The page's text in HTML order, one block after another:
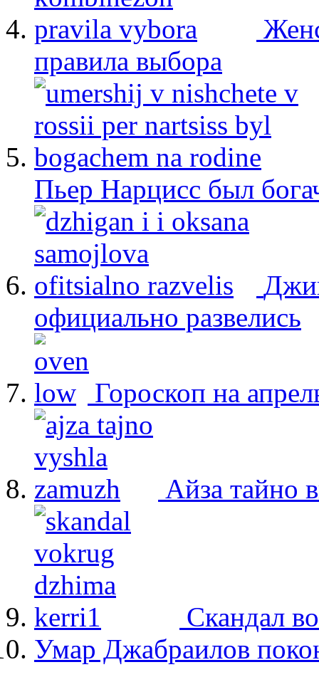
правила выбора
Пьер Нарцисс был
официально развелись
Гороскоп на
Айза тайно
Скандал
Умар Джабраилов